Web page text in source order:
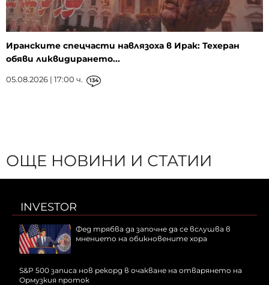
Иранските спецчасти навлязоха в Ирак: Техеран
обяви ликвидирането...
05.08.2026 | 17:00 ч. 134
ОЩЕ НОВИНИ И СТАТИИ
INVESTOR
Фед трябва да започне да се вслушва в
мнението на обикновените хора
S&P 500 записа нов рекорд в очакване на отварянето на
Ормузкия проток